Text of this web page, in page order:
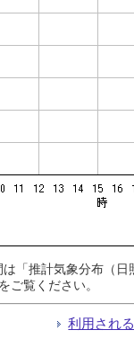
「推計気象分布（
をご覧ください。
利用され